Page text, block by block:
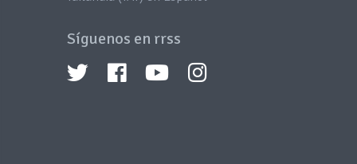
Síguenos en rrss